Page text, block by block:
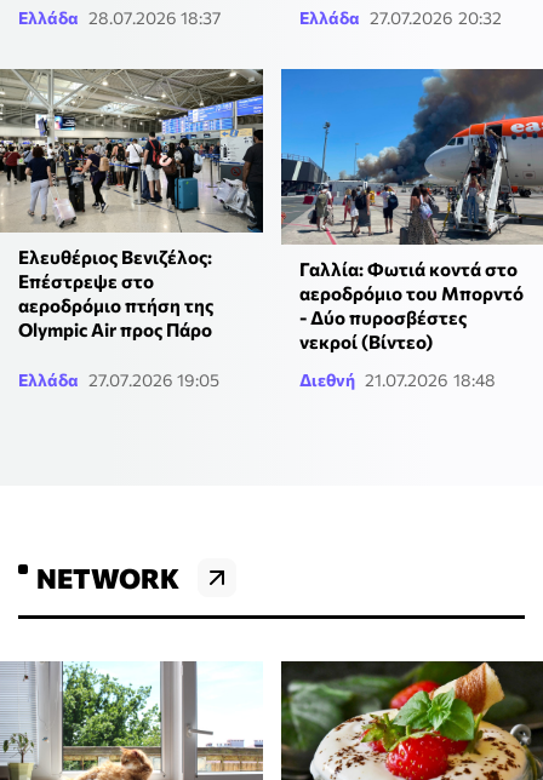
Ελλάδα 28.07.2026 18:37 Ελλάδα 27.07.2026 20:32
Ελευθέριος Βενιζέλος:
Επέστρεψε στο
αεροδρόμιο πτήση της
Olympic Air προς Πάρο
Ελλάδα 27.07.2026 19:05
Γαλλία: Φωτιά κοντά στο
αεροδρόμιο του Μπορντό
- Δύο πυροσβέστες
νεκροί (Βίντεο)
Διεθνή 21.07.2026 18:48
NETWORK